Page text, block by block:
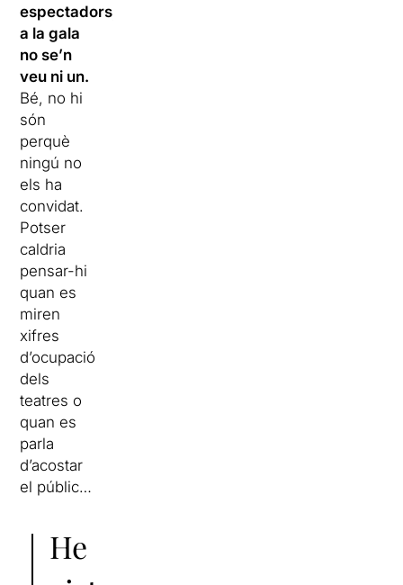
espectadors,
a la gala
no se’n
veu ni un.
Bé, no hi
són
perquè
ningú no
els ha
convidat.
Potser
caldria
pensar-hi
quan es
miren
xifres
d’ocupació
dels
teatres o
quan es
parla
d’acostar
el públic…
He